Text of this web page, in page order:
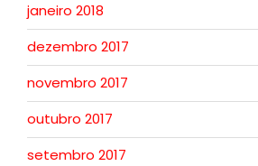
janeiro 2018
dezembro 2017
novembro 2017
outubro 2017
setembro 2017